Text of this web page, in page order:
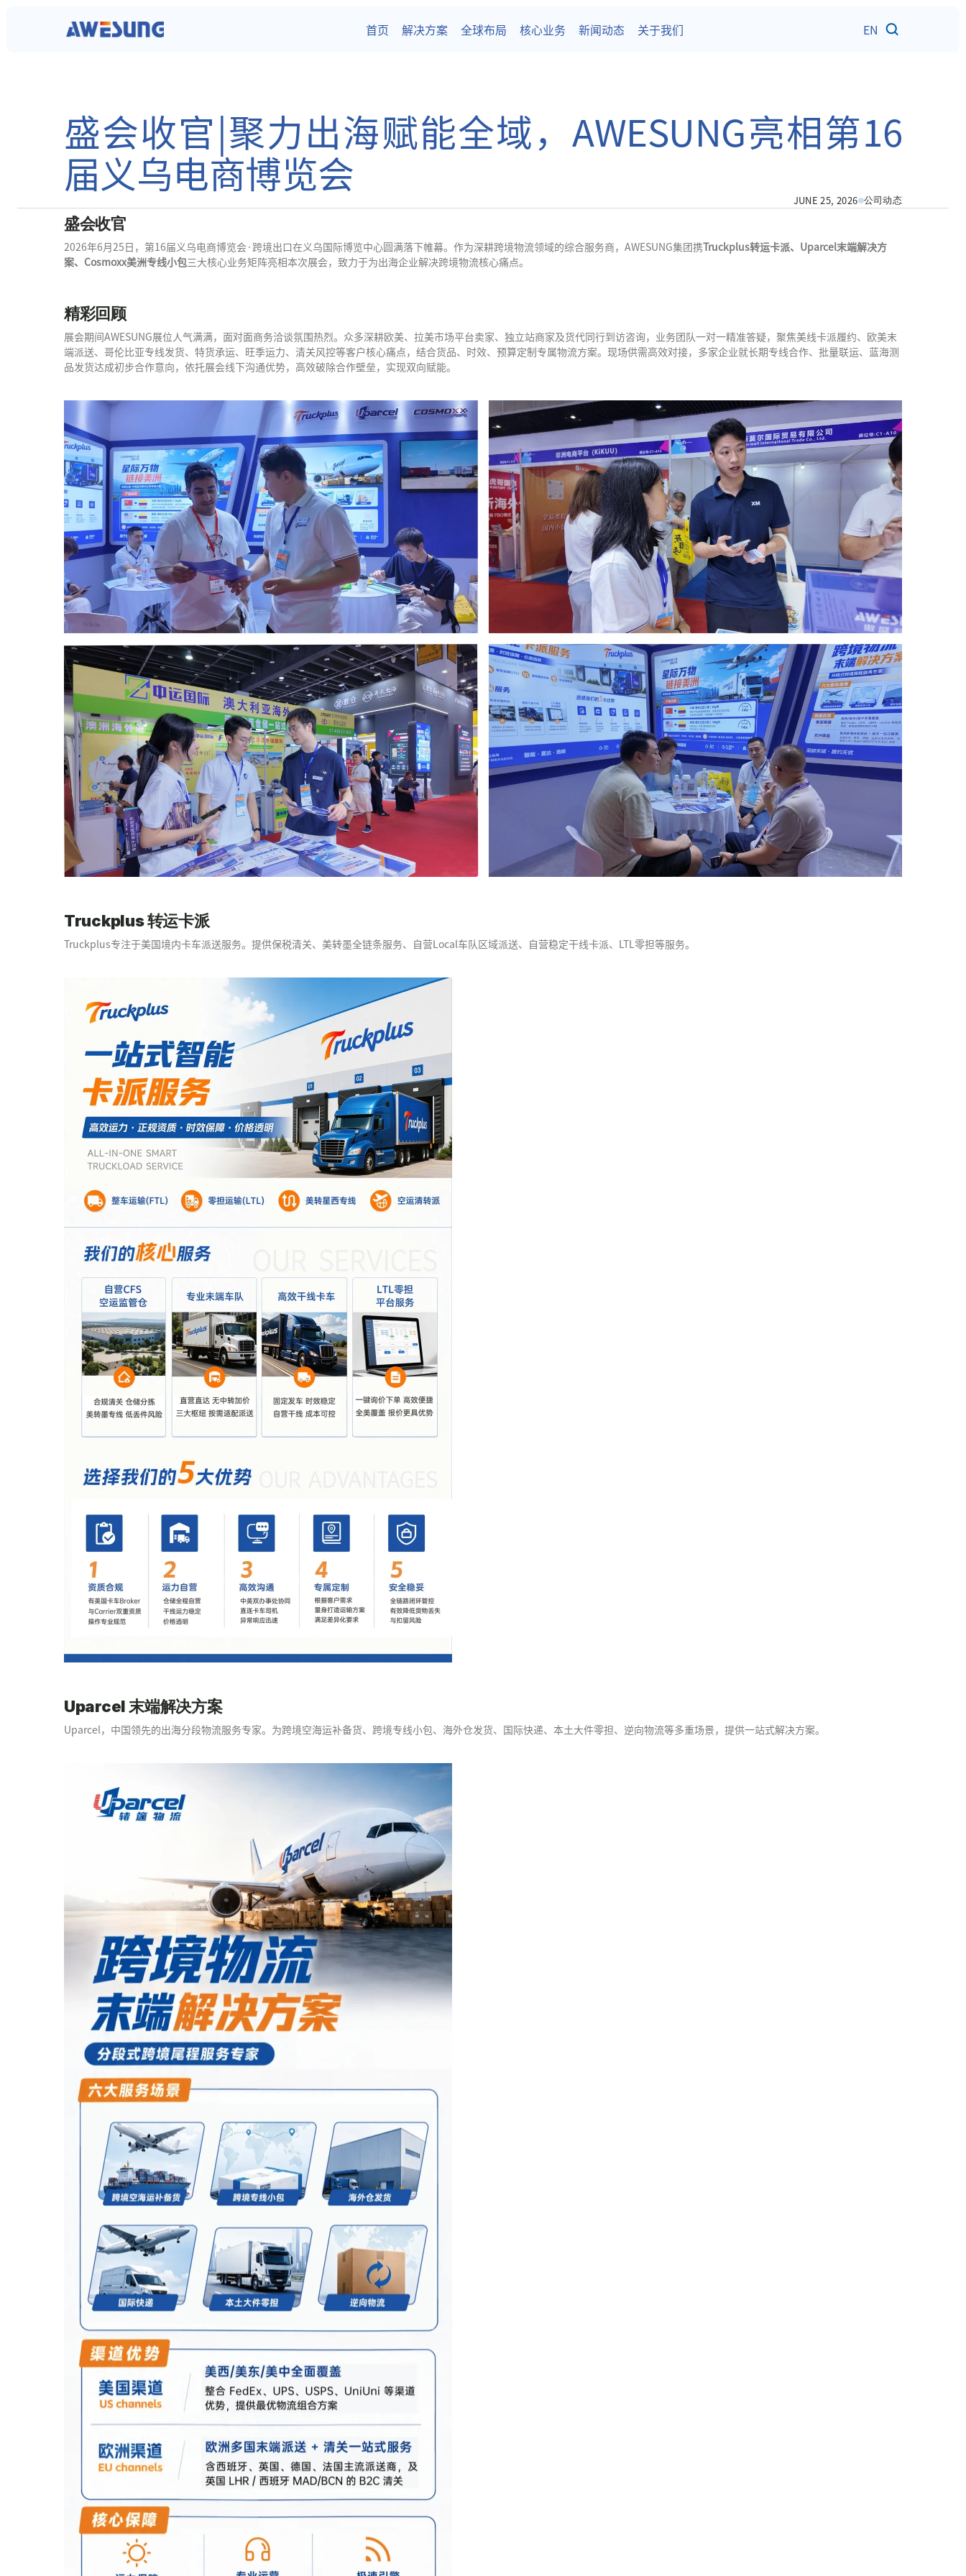
核心业务
全球布局 新闻动态
首页 关于我们
解决方案 EN
盛会收官|聚力出海赋能全域，AWESUNG亮相第16
届义乌电商博览会
JUNE 25, 2026 公司动态
盛会收官
2026年6月25日，第16届义乌电商博览会·跨境出口在义乌国际博览中心圆满落下帷幕。作为深耕跨境物流领域的综合服务商，AWESUNG集团携Truckplus转运卡派、Uparcel末端解决方
案、Cosmoxx美洲专线小包三大核心业务矩阵亮相本次展会，致力于为出海企业解决跨境物流核心痛点。
精彩回顾
展会期间AWESUNG展位人气满满，面对面商务洽谈氛围热烈。众多深耕欧美、拉美市场平台卖家、独立站商家及货代同行到访咨询，业务团队一对一精准答疑，聚焦美线卡派履约、欧美末
端派送、哥伦比亚专线发货、特货承运、旺季运力、清关风控等客户核心痛点，结合货品、时效、预算定制专属物流方案。现场供需高效对接，多家企业就长期专线合作、批量联运、蓝海测
品发货达成初步合作意向，依托展会线下沟通优势，高效破除合作壁垒，实现双向赋能。
Truckplus 转运卡派
Truckplus专注于美国境内卡车派送服务。提供保税清关、美转墨全链条服务、自营Local车队区域派送、自营稳定干线卡派、LTL零担等服务。
Uparcel 末端解决方案
Uparcel，中国领先的出海分段物流服务专家。为跨境空海运补备货、跨境专线小包、海外仓发货、国际快递、本土大件零担、逆向物流等多重场景，提供一站式解决方案。